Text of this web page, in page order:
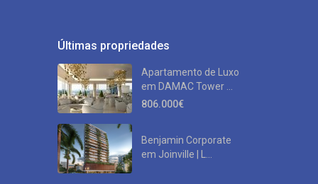
Últimas propriedades
Apartamento de Luxo
em DAMAC Tower ...
806.000€
Benjamin Corporate
em Joinville | L...